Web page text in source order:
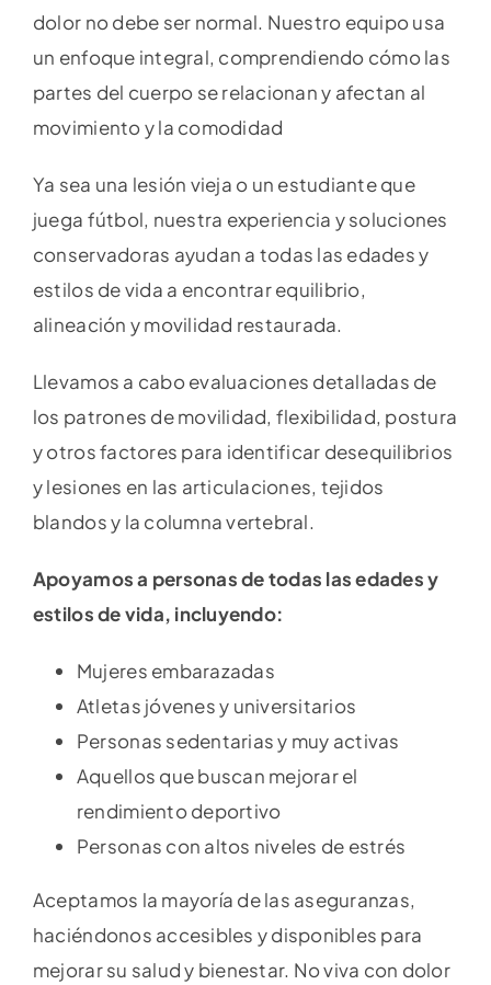
dolor no debe ser normal. Nuestro equipo usa
un enfoque integral, comprendiendo cómo las
partes del cuerpo se relacionan y afectan al
movimiento y la comodidad
Ya sea una lesión vieja o un estudiante que
juega fútbol, nuestra experiencia y soluciones
conservadoras ayudan a todas las edades y
estilos de vida a encontrar equilibrio,
alineación y movilidad restaurada.
Llevamos a cabo evaluaciones detalladas de
los patrones de movilidad, flexibilidad, postura
y otros factores para identificar desequilibrios
y lesiones en las articulaciones, tejidos
blandos y la columna vertebral.
Apoyamos a personas de todas las edades y
estilos de vida, incluyendo:
Mujeres embarazadas
Atletas jóvenes y universitarios
Personas sedentarias y muy activas
Aquellos que buscan mejorar el
rendimiento deportivo
Personas con altos niveles de estrés
Aceptamos la mayoría de las aseguranzas,
haciéndonos accesibles y disponibles para
mejorar su salud y bienestar. No viva con dolor